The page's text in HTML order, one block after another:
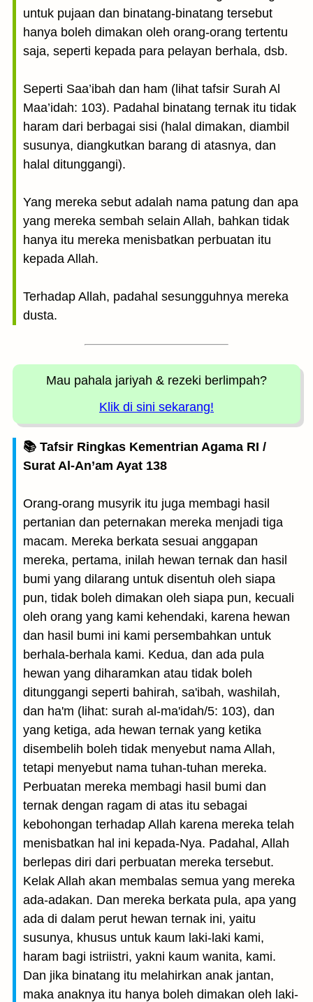
untuk pujaan dan binatang-binatang tersebut
hanya boleh dimakan oleh orang-orang tertentu
saja, seperti kepada para pelayan berhala, dsb.
Seperti Saa’ibah dan ham (lihat tafsir Surah Al
Maa’idah: 103). Padahal binatang ternak itu tidak
haram dari berbagai sisi (halal dimakan, diambil
susunya, diangkutkan barang di atasnya, dan
halal ditunggangi).
Yang mereka sebut adalah nama patung dan apa
yang mereka sembah selain Allah, bahkan tidak
hanya itu mereka menisbatkan perbuatan itu
kepada Allah.
Terhadap Allah, padahal sesungguhnya mereka
dusta.
Mau pahala jariyah & rezeki berlimpah?
Klik di sini sekarang!
📚 Tafsir Ringkas Kementrian Agama RI /
Surat Al-An’am Ayat 138
Orang-orang musyrik itu juga membagi hasil
pertanian dan peternakan mereka menjadi tiga
macam. Mereka berkata sesuai anggapan
mereka, pertama, inilah hewan ternak dan hasil
bumi yang dilarang untuk disentuh oleh siapa
pun, tidak boleh dimakan oleh siapa pun, kecuali
oleh orang yang kami kehendaki, karena hewan
dan hasil bumi ini kami persembahkan untuk
berhala-berhala kami. Kedua, dan ada pula
hewan yang diharamkan atau tidak boleh
ditunggangi seperti bahirah, sa'ibah, washilah,
dan ha'm (lihat: surah al-ma'idah/5: 103), dan
yang ketiga, ada hewan ternak yang ketika
disembelih boleh tidak menyebut nama Allah,
tetapi menyebut nama tuhan-tuhan mereka.
Perbuatan mereka membagi hasil bumi dan
ternak dengan ragam di atas itu sebagai
kebohongan terhadap Allah karena mereka telah
menisbatkan hal ini kepada-Nya. Padahal, Allah
berlepas diri dari perbuatan mereka tersebut.
Kelak Allah akan membalas semua yang mereka
ada-adakan. Dan mereka berkata pula, apa yang
ada di dalam perut hewan ternak ini, yaitu
susunya, khusus untuk kaum laki-laki kami,
haram bagi istriistri, yakni kaum wanita, kami.
Dan jika binatang itu melahirkan anak jantan,
maka anaknya itu hanya boleh dimakan oleh laki-